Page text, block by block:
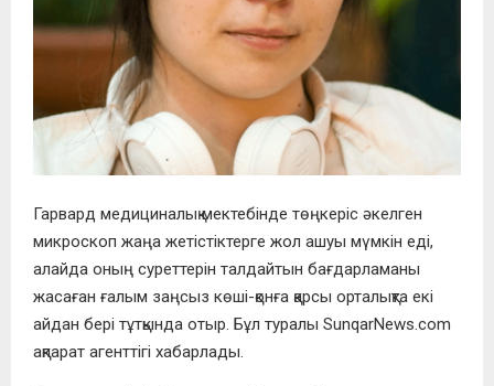
Гарвард медициналық мектебінде төңкеріс әкелген
микроскоп жаңа жетістіктерге жол ашуы мүмкін еді,
алайда оның суреттерін талдайтын бағдарламаны
жасаған ғалым заңсыз көші-қонға қарсы орталықта екі
айдан бері тұтқында отыр. Бұл туралы SunqarNews.com
ақпарат агенттігі хабарлады.